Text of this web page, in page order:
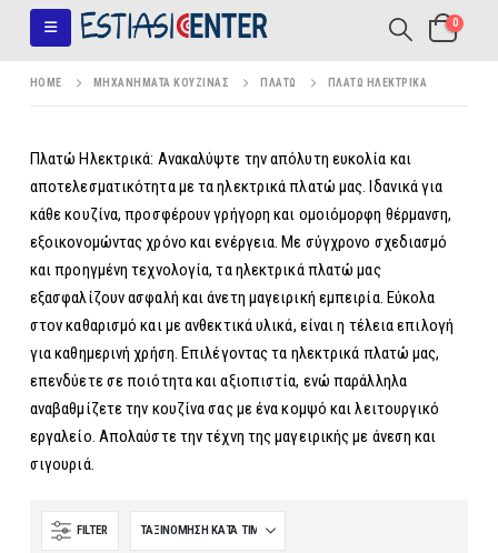
0
HOME ΜΗΧΑΝΉΜΑΤΑ ΚΟΥΖΊΝΑΣ ΠΛΑΤΏ ΠΛΑΤΏ ΗΛΕΚΤΡΙΚΆ
Πλατώ Ηλεκτρικά: Ανακαλύψτε την απόλυτη ευκολία και
αποτελεσματικότητα με τα ηλεκτρικά πλατώ μας. Ιδανικά για
κάθε κουζίνα, προσφέρουν γρήγορη και ομοιόμορφη θέρμανση,
εξοικονομώντας χρόνο και ενέργεια. Με σύγχρονο σχεδιασμό
και προηγμένη τεχνολογία, τα ηλεκτρικά πλατώ μας
εξασφαλίζουν ασφαλή και άνετη μαγειρική εμπειρία. Εύκολα
στον καθαρισμό και με ανθεκτικά υλικά, είναι η τέλεια επιλογή
για καθημερινή χρήση. Επιλέγοντας τα ηλεκτρικά πλατώ μας,
επενδύετε σε ποιότητα και αξιοπιστία, ενώ παράλληλα
αναβαθμίζετε την κουζίνα σας με ένα κομψό και λειτουργικό
εργαλείο. Απολαύστε την τέχνη της μαγειρικής με άνεση και
σιγουριά.
FILTER